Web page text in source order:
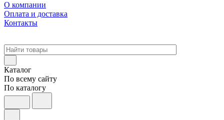
О компании
Оплата и доставка
Контакты
Каталог
По всему сайту
По каталогу